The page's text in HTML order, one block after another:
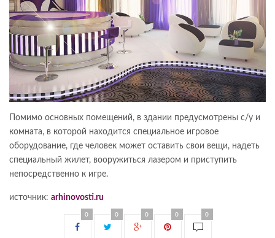
Помимо основных помещений, в здании предусмотрены с/у и
комната, в которой находится специальное игровое
оборудование, где человек может оставить свои вещи, надеть
специальный жилет, вооружиться лазером и приступить
непосредственно к игре.
источник: arhinovosti.ru
0 0 0 0 0